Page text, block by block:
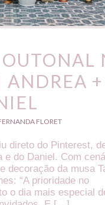
ANDREA +
FLORET
direto do Pinterest,
e do Daniel. Com
decoração da musa
“A prioridade no
o dia mais especial